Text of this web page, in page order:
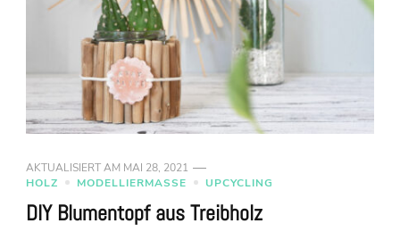
AKTUALISIERT AM MAI 28, 2021
HOLZ
MODELLIERMASSE UPCYCLING
DIY Blumentopf aus Treibholz